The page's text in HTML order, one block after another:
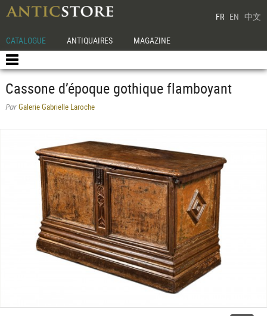
FR EN 中文
CATALOGUE ANTIQUAIRES MAGAZINE
Cassone d’époque gothique flamboyant
ParGalerie Gabrielle Laroche